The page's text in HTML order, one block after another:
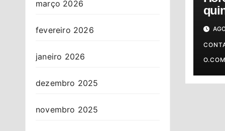
março 2026
fevereiro 2026
janeiro 2026
dezembro 2025
novembro 2025
06/
o
O.COM